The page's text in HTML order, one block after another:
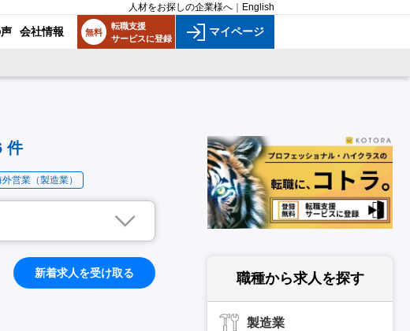
人材をお探しの企業様へ English
会社情報 無料
転職支援
サービスに登録
マイページ
件
営業（製造業）
新着求人を受け取る 職種から求人を探す
製造業